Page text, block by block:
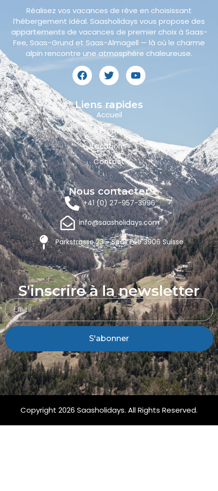
Réalisez vos vacances de rêve en choisissant
l’hébergement idéal. Saasholidays vous propose des
appartements de vacances de premier choix à Saas-
Fee, Saas-Grund et Saas-Almagell — là où le charme
alpin rencontre une atmosphère chaleureuse.
Liens rapides
Accueil
À Propos
Locations
Contact
Nous contacter
+41 (0) 27-957-3996
info@saasholidays.com
Parkstrasse 23 - Saas Fee 3906 Suisse
S'inscrire à la newsletter
S'abonner
Copyright 2026 Saasholidays. All Rights Reserved.